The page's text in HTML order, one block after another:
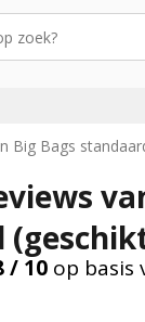
Big Bags
/ 10op basis